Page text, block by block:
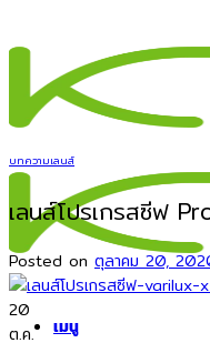
ไป
เนื้อหา
เมนู
บทความเลนส์
เลนส์โปรเกรสซีฟ
Posted on ตุลาคม 20,
20
ต.ค.